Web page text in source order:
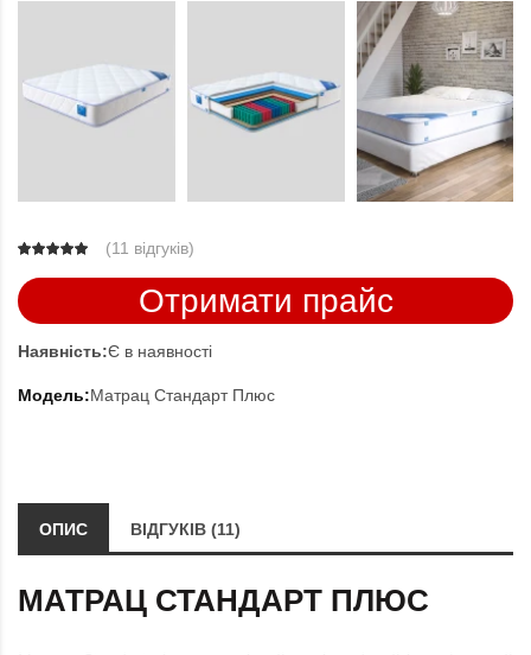
(11 відгуків)
Отримати прайс
Наявність:Є в наявності
Модель:Матрац Стандарт Плюс
ОПИС ВІДГУКІВ (11)
МАТРАЦ СТАНДАРТ ПЛЮС